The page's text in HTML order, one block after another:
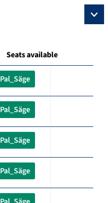
Seats available
Pal_Säge
Pal_Säge
Pal_Säge
Pal_Säge